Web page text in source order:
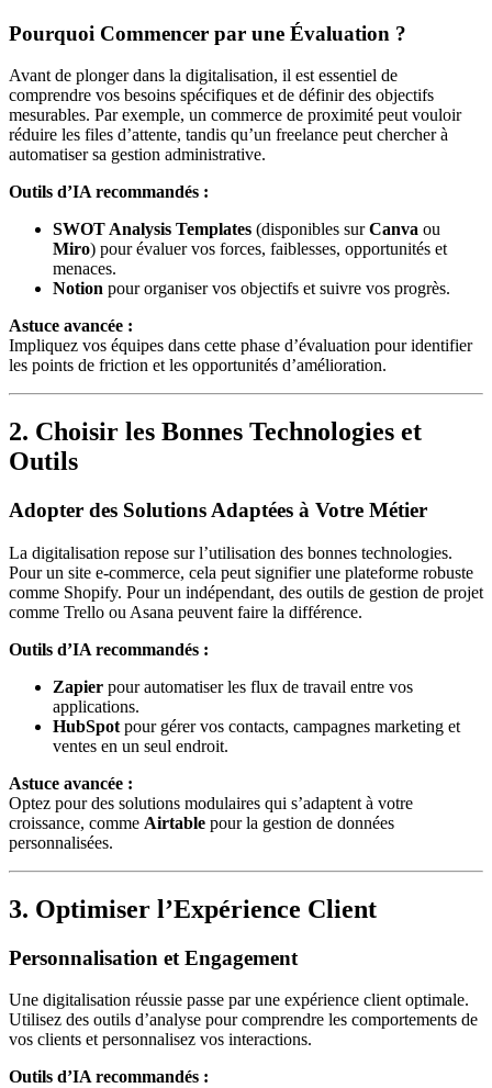
Pourquoi Commencer par une Évaluation ?
Avant de plonger dans la digitalisation, il est essentiel de
comprendre vos besoins spécifiques et de définir des objectifs
mesurables. Par exemple, un commerce de proximité peut vouloir
réduire les files d’attente, tandis qu’un freelance peut chercher à
automatiser sa gestion administrative.
Outils d’IA recommandés :
SWOT Analysis Templates (disponibles surCanva ou
Miro) pour évaluer vos forces, faiblesses, opportunités et
menaces.
Notion pour organiser vos objectifs et suivre vos progrès.
Astuce avancée :
Impliquez vos équipes dans cette phase d’évaluation pour identifier
les points de friction et les opportunités d’amélioration.
2. Choisir les Bonnes Technologies et
Outils
Adopter des Solutions Adaptées à Votre Métier
La digitalisation repose sur l’utilisation des bonnes technologies.
Pour un site e-commerce, cela peut signifier une plateforme robuste
comme Shopify. Pour un indépendant, des outils de gestion de projet
comme Trello ou Asana peuvent faire la différence.
Outils d’IA recommandés :
Zapier pour automatiser les flux de travail entre vos
applications.
HubSpot pour gérer vos contacts, campagnes marketing et
ventes en un seul endroit.
Astuce avancée :
Optez pour des solutions modulaires qui s’adaptent à votre
croissance, comme Airtable pour la gestion de données
personnalisées.
3. Optimiser l’Expérience Client
Personnalisation et Engagement
Une digitalisation réussie passe par une expérience client optimale.
Utilisez des outils d’analyse pour comprendre les comportements de
vos clients et personnalisez vos interactions.
Outils d’IA recommandés :